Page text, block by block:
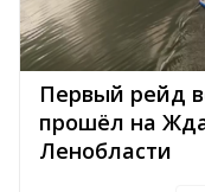
Первый рейд
прошёл на
Ленобласти